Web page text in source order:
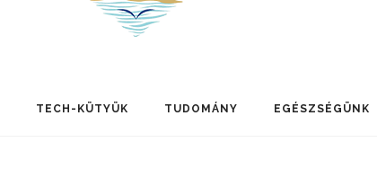
TECH-KÜTYÜK TUDOMÁNY EGÉSZSÉGÜNK